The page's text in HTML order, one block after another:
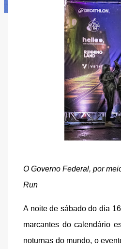
O Governo Federal, por
Run
A noite de sábado do dia
marcantes do calendário
noturnas do mundo, o